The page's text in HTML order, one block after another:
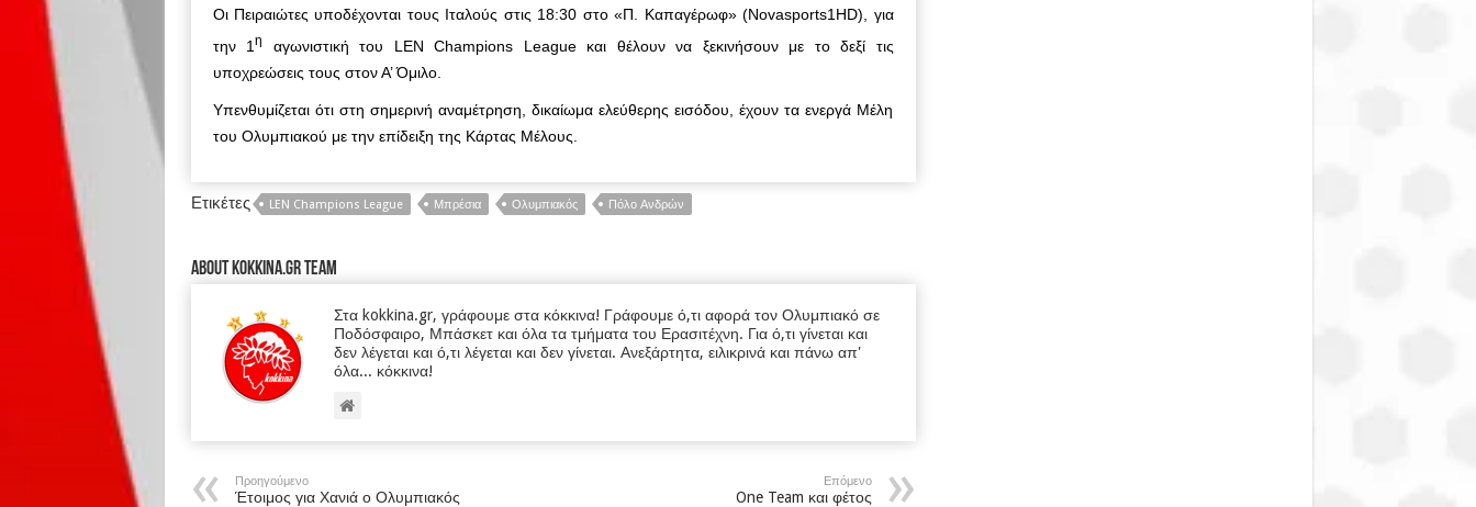
Οι Πειραιώτες υποδέχονται τους Ιταλούς στις 18:30 στο «Π. Καπαγέρωφ» (Νovasports1HD), για
την 1 η
αγωνιστική του LEN Champions League και θέλουν να ξεκινήσουν με το δεξί τις
υποχρεώσεις τους στον Α’ Όμιλο.
Υπενθυμίζεται ότι στη σημερινή αναμέτρηση, δικαίωμα ελεύθερης εισόδου, έχουν τα ενεργά Μέλη
του Ολυμπιακού με την επίδειξη της Κάρτας Μέλους.
Ετικέτες LEN Champions League Μπρέσια Ολυμπιακός Πόλο Ανδρών
About kokkina.gr TEAM
Στα kokkina.gr, γράφουμε στα κόκκινα! Γράφουμε ό,τι αφορά τον Ολυμπιακό σε
Ποδόσφαιρο, Μπάσκετ και όλα τα τμήματα του Ερασιτέχνη. Για ό,τι γίνεται και
δεν λέγεται και ό,τι λέγεται και δεν γίνεται. Ανεξάρτητα, ειλικρινά και πάνω απ'
όλα... κόκκινα!
Προηγούμενο
Έτοιμος για Χανιά ο Ολυμπιακός
Επόμενο
One Team και φέτος